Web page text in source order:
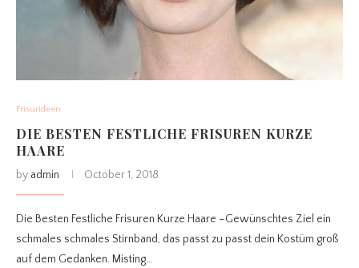
Frisurideen
DIE BESTEN FESTLICHE FRISUREN KURZE
HAARE
by admin October 1, 2018
Die Besten Festliche Frisuren Kurze Haare –Gewünschtes Ziel ein
schmales schmales Stirnband, das passt zu passt dein Kostüm groß
auf dem Gedanken. Misting…